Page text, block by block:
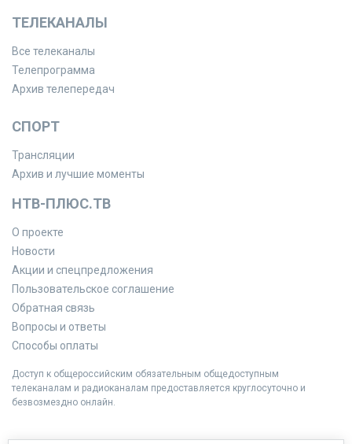
ТЕЛЕКАНАЛЫ
Все телеканалы
Телепрограмма
Архив телепередач
СПОРТ
Трансляции
Архив и лучшие моменты
НТВ-ПЛЮС.ТВ
О проекте
Новости
Акции и спецпредложения
Пользовательское соглашение
Обратная связь
Вопросы и ответы
Способы оплаты
Доступ к общероссийским обязательным общедоступным
телеканалам и радиоканалам предоставляется круглосуточно и
безвозмездно онлайн.